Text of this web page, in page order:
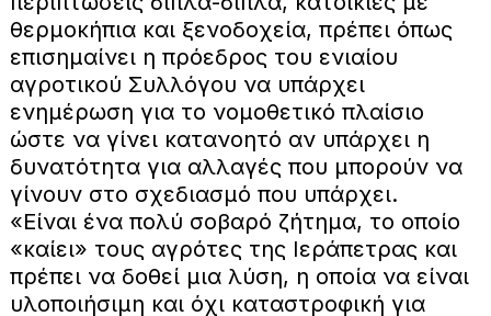
θερμοκήπια και ξενοδοχεία, πρέπει όπως
επισημαίνει η πρόεδρος του ενιαίου
αγροτικού Συλλόγου να υπάρχει
ενημέρωση για το νομοθετικό πλαίσιο
ώστε να γίνει κατανοητό αν υπάρχει η
δυνατότητα για αλλαγές που μπορούν να
γίνουν στο σχεδιασμό που υπάρχει.
«Είναι ένα πολύ σοβαρό ζήτημα, το οποίο
«καίει» τους αγρότες της Ιεράπετρας και
πρέπει να δοθεί μια λύση, η οποία να είναι
υλοποιήσιμη και όχι καταστροφική για